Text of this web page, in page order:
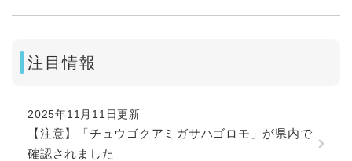
注目情報
2025年11月11日更新
【注意】「チュウゴクアミガサハゴロモ」が県内で
確認されました